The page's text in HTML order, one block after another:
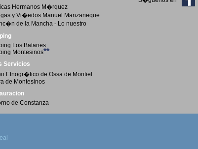
Hermanos M�rquez
y Vi�edos Manuel Manzaneque
de la Mancha - Lo nuestro
Los Batanes
Montesinos**
Servicios
Etnogr�fico de Ossa de Montiel
de Montesinos
de Constanza